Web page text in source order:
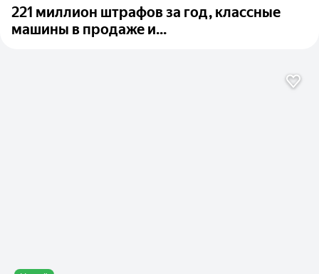
221 миллион штрафов за год, классные
машины в продаже и...